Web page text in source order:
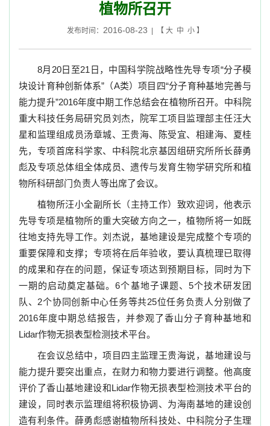
植物所召开
发布时间： 2016-08-23 | 【 大 中 小】
8月 20日至21 日，中国科学院战略性先导专项“分子模
块设计育种创新体系”（A类）项目四“分子育种基地完善与
能力提升”2016年度中期工作总结会在植物所召开。中科院
重大科技任务局研究员刘杰，院军工项目监理部主任汪大
星和监理组成员汤章城、王贵海、陈受宜、相建海、夏桂
先，专项首席科学家、中科院北京基因组研究所所长薛勇
彪及专项总体组全体成员、遗传与发育生物学研究所和植
物所科研部门负责人等出席了会议。
植物所汪小全副所长（主持工作）致欢迎词，他表示
先导专项是植物所的重大突破方向之一，植物所将一如既
往地支持先导工作。刘杰说，基地建设是完成整个专项的
重要保障和支撑；专项将在后年验收，要认真梳理已取得
的成果和存在的问题，保证专项达到预期目标，同时为下
一期的启动奠定基础。6个基地子课题、 5个技术研发团
队、 2个协同创新中心任务等共25位任务负责人分别做了
2016年度中期总结报告，并参观了香山分子育种基地和
Lidar作物无损表型检测技术平台。
在会议总结中，项目四主监理王贵海说，基地建设与
能力提升要突出重点，在财力和物力要进行调整。他高度
评价了香山基地建设和Lidar作物无损表型检测技术平台的
建设，同时表示监理组将积极协调、为海南基地的建设创
造有利条件。薛勇彪感谢植物所科技处、中科院分子生理